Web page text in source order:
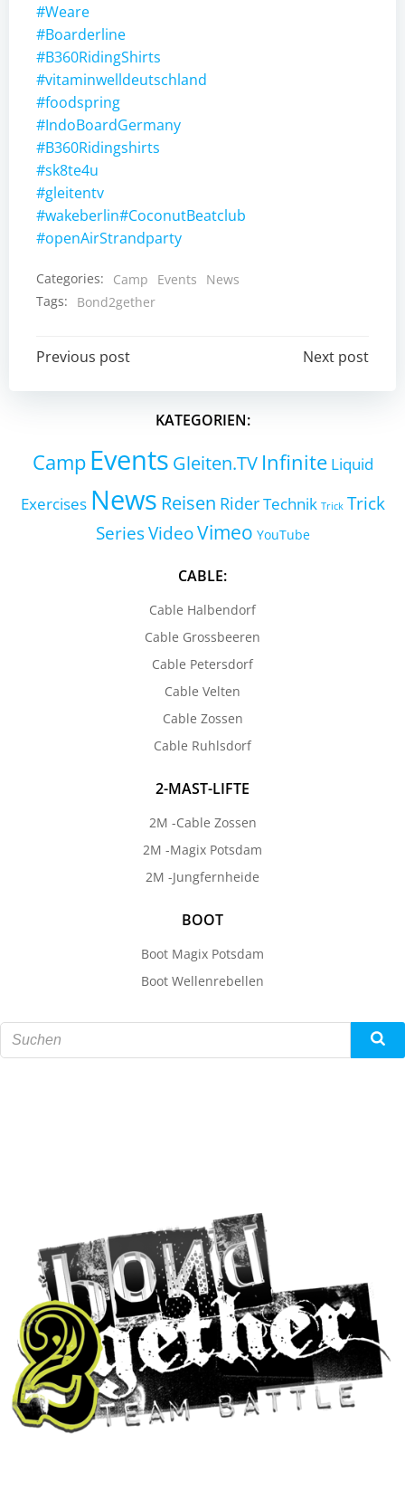
#Weare
#Boarderline
#B360RidingShirts
#vitaminwelldeutschland
#foodspring
#IndoBoardGermany
#B360Ridingshirts
#sk8te4u
#gleitentv
#wakeberlin#CoconutBeatclub
#openAirStrandparty
Categories: Camp Events
News
Tags:
Bond2gether
Post
navigation
Previous post
navigation
Next post
KATEGORIEN:
Camp Events Gleiten.TV Infinite Liquid
Exercises News Reisen RiderTechnik Trick Trick
SeriesVideoVimeo YouTube
CABLE:
Cable Halbendorf
Cable Grossbeeren
Cable Petersdorf
Cable Velten
Cable Zossen
Cable Ruhlsdorf
2-MAST-LIFTE
2M -Cable Zossen
2M -Magix Potsdam
2M -Jungfernheide
BOOT
Boot Magix Potsdam
Boot Wellenrebellen